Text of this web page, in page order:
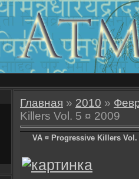
Главная » 2010 »
Killers Vol. 5 ¤ 2009
VA ¤ Progressive Killers Vol.